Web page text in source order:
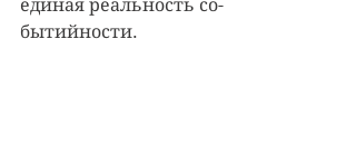
единая реальность со-
бытийности.